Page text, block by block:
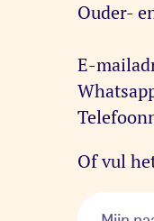
Ouder-
E-
Of vul